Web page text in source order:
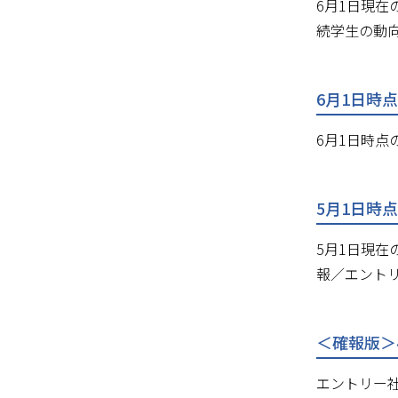
6月1日現在
続学生の動
6月1日時
6月1日時点
5月1日時
5月1日現在
報／エント
＜確報版
エントリー